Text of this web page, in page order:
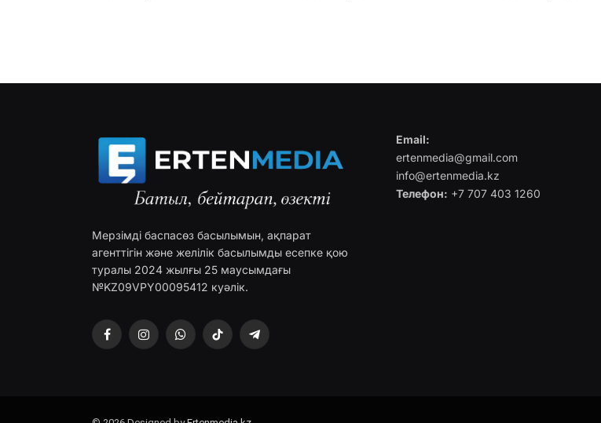
Мерзімді баспасөз басылымын, ақпарат
агенттігін және желілік басылымды есепке қою
туралы 2024 жылғы 25 маусымдағы
№KZ09VPY00095412 куәлік.
FacebookInstagramWhatsAppTikTok Telegram
Email:
ertenmedia@gmail.com
info@ertenmedia.kz
Телефон: +7 707 403 1260